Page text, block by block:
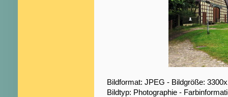
Bildformat: JPEG - Bildgröße:
Bildtyp: Photographie -